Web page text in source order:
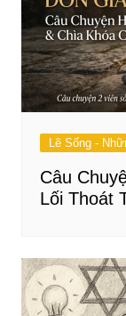
Lẽ Sống -
Câu
Lối Thoát